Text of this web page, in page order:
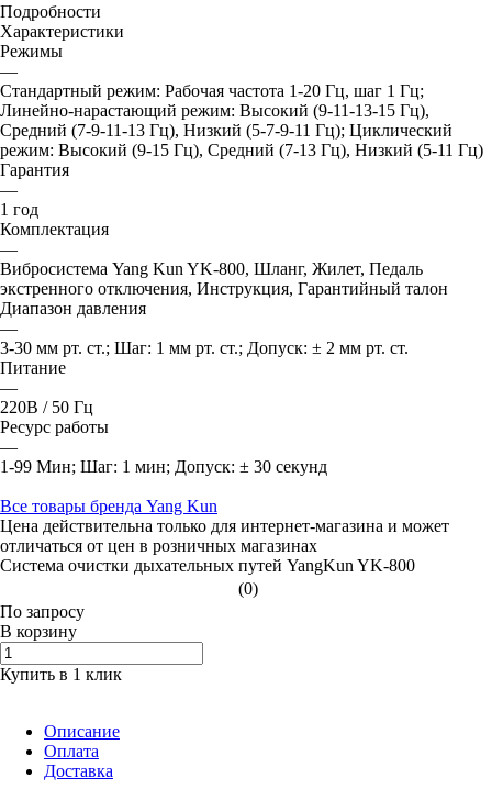
Подробности
Характеристики
Режимы
—
Стандартный режим: Рабочая частота 1-20 Гц, шаг 1 Гц;
Линейно-нарастающий режим: Высокий (9-11-13-15 Гц),
Средний (7-9-11-13 Гц), Низкий (5-7-9-11 Гц); Циклический
режим: Высокий (9-15 Гц), Средний (7-13 Гц), Низкий (5-11 Гц)
Гарантия
—
1 год
Комплектация
—
Вибросистема Yang Kun YK-800, Шланг, Жилет, Педаль
экстренного отключения, Инструкция, Гарантийный талон
Диапазон давления
—
3-30 мм рт. ст.; Шаг: 1 мм рт. ст.; Допуск: ± 2 мм рт. ст.
Питание
—
220В / 50 Гц
Ресурс работы
—
1-99 Мин; Шаг: 1 мин; Допуск: ± 30 секунд
Все товары бренда Yang Kun
Цена действительна только для интернет-магазина и может
отличаться от цен в розничных магазинах
Система очистки дыхательных путей YangKun YK-800
(0)
По запросу
В корзину
Купить в 1 клик
Описание
Оплата
Доставка